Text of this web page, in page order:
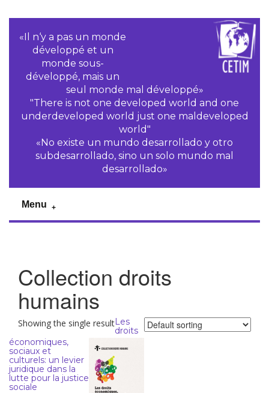
«Il n‘y a pas un monde
développé et un
monde sous-
développé, mais un
seul monde mal développé»
"There is not one developed world and one
underdeveloped world just one maldeveloped
world"
«No existe un mundo desarrollado y otro
subdesarrollado, sino un solo mundo mal
desarrollado»
Menu
Collection droits
humains
Showing the single resultLes
droits
économiques,
sociaux et
culturels: un levier
juridique dans la
lutte pour la justice
sociale